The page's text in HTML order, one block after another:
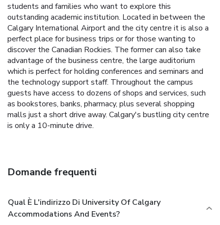
students and families who want to explore this
outstanding academic institution. Located in between the
Calgary International Airport and the city centre it is also a
perfect place for business trips or for those wanting to
discover the Canadian Rockies. The former can also take
advantage of the business centre, the large auditorium
which is perfect for holding conferences and seminars and
the technology support staff. Throughout the campus
guests have access to dozens of shops and services, such
as bookstores, banks, pharmacy, plus several shopping
malls just a short drive away. Calgary's bustling city centre
is only a 10-minute drive.
Domande frequenti
Qual È L'indirizzo Di University Of Calgary
Accommodations And Events?